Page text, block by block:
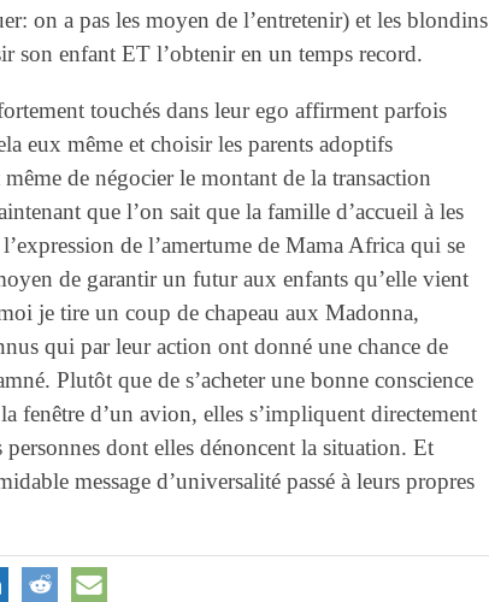
on a pas les moyen de l’entretenir) et les blondins
son enfant ET l’obtenir en un temps record.
touchés dans leur ego affirment parfois
eux même et choisir les parents adoptifs
de négocier le montant de la transaction
que l’on sait que la famille d’accueil à les
de l’amertume de Mama Africa qui se
de garantir un futur aux enfants qu’elle vient
je tire un coup de chapeau aux Madonna,
qui par leur action ont donné une chance de
Plutôt que de s’acheter une bonne conscience
fenêtre d’un avion, elles s’impliquent directement
dont elles dénoncent la situation. Et
message d’universalité passé à leurs propres